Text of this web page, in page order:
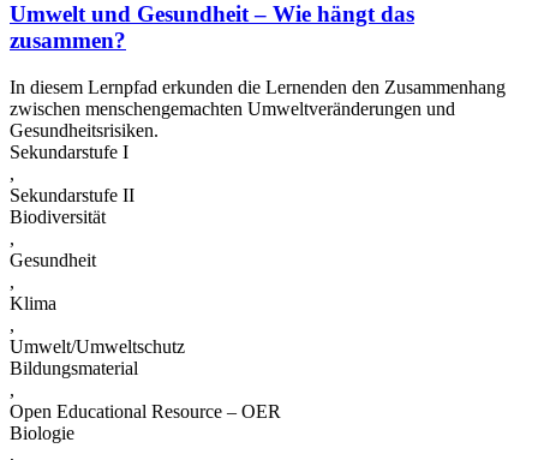
Umwelt und Gesundheit – Wie hängt das
zusammen?
In diesem Lernpfad erkunden die Lernenden den Zusammenhang
zwischen menschengemachten Umweltveränderungen und
Gesundheitsrisiken.
Sekundarstufe I
,
Sekundarstufe II
Biodiversität
,
Gesundheit
,
Klima
,
Umwelt/Umweltschutz
Bildungsmaterial
,
Open Educational Resource – OER
Biologie
,